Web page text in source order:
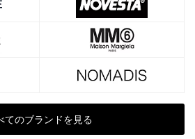
通常商品
予約品
新着
てのブランドを見る